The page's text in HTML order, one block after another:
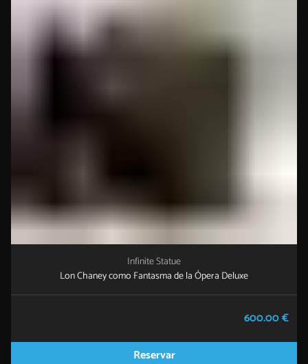
Infinite Statue
Lon Chaney como Fantasma de la Ópera Deluxe
600.00 €
Reservar